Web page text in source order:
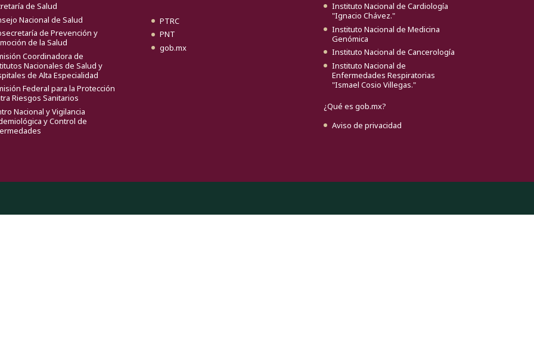
de Salud
Nacional de Salud
de Prevención y
de la Salud
Coordinadora de
Nacionales de Salud y
de Alta Especialidad
Federal para la Protección
Riesgos Sanitarios
Nacional y Vigilancia
y Control de
PTRC
PNT
gob.mx
Instituto Nacional de Cardiología
"Ignacio Chávez."
Instituto Nacional de Medicina
Genómica
Instituto Nacional de Cancerología
Instituto Nacional de
Enfermedades Respiratorias
"Ismael Cosio Villegas."
¿Qué es gob.mx?
Aviso de privacidad